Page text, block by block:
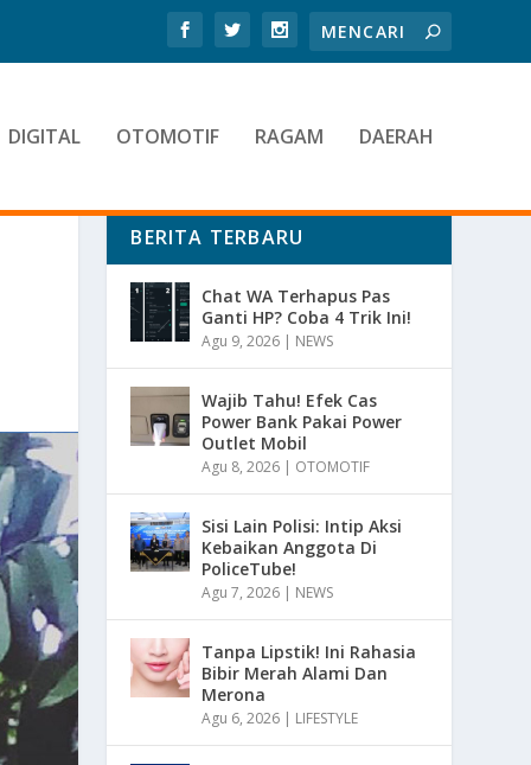
DIGITAL OTOMOTIF RAGAM DAERAH
BERITA TERBARU
Chat WA Terhapus Pas
Ganti HP? Coba 4 Trik Ini!
Agu 9, 2026 | NEWS
Wajib Tahu! Efek Cas
Power Bank Pakai Power
Outlet Mobil
Agu 8, 2026 | OTOMOTIF
Sisi Lain Polisi: Intip Aksi
Kebaikan Anggota Di
PoliceTube!
Agu 7, 2026 | NEWS
Tanpa Lipstik! Ini Rahasia
Bibir Merah Alami Dan
Merona
Agu 6, 2026 | LIFESTYLE